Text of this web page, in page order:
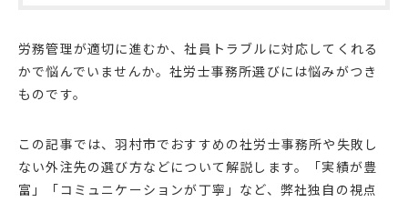
労務管理が適切に進むか、社員トラブルに対応してくれる
かで悩んでいませんか。社労士事務所選びには悩みがつき
ものです。
この記事では、羽村市でおすすめの社労士事務所や失敗し
ない外注先の選び方などについて解説します。「実績が豊
富」「コミュニケーションが丁寧」など、弊社独自の視点